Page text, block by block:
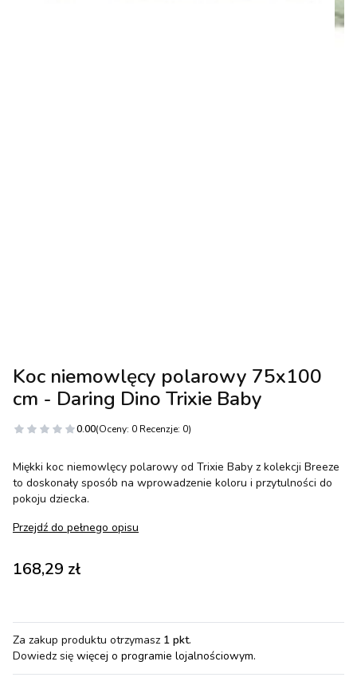
Koc niemowlęcy polarowy 75x100
cm - Daring Dino Trixie Baby
0.00(Oceny: 0 Recenzje: 0)
Miękki koc niemowlęcy polarowy od Trixie Baby z kolekcji Breeze
to doskonały sposób na wprowadzenie koloru i przytulności do
pokoju dziecka.
Przejdź do pełnego opisu
Cena
168,29 zł
Za zakup produktu otrzymasz 1 pkt.
Dowiedz się więcej o programie lojalnościowym.